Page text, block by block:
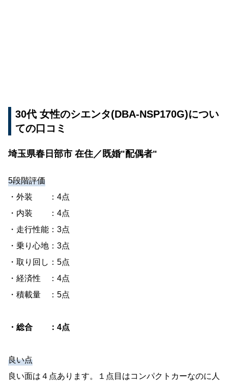
30代 女性のシエンタ(DBA-NSP170G)につい
ての口コミ
埼玉県春日部市 在住／既婚"配偶者"
5段階評価
・外装 ：4点
・内装 ：4点
・走行性能：3点
・乗り心地：3点
・取り回し：5点
・経済性 ：4点
・積載量 ：5点
・総合 ：4点
良い点
良い面は４点あります。１点目はコンパクトカーなのに人